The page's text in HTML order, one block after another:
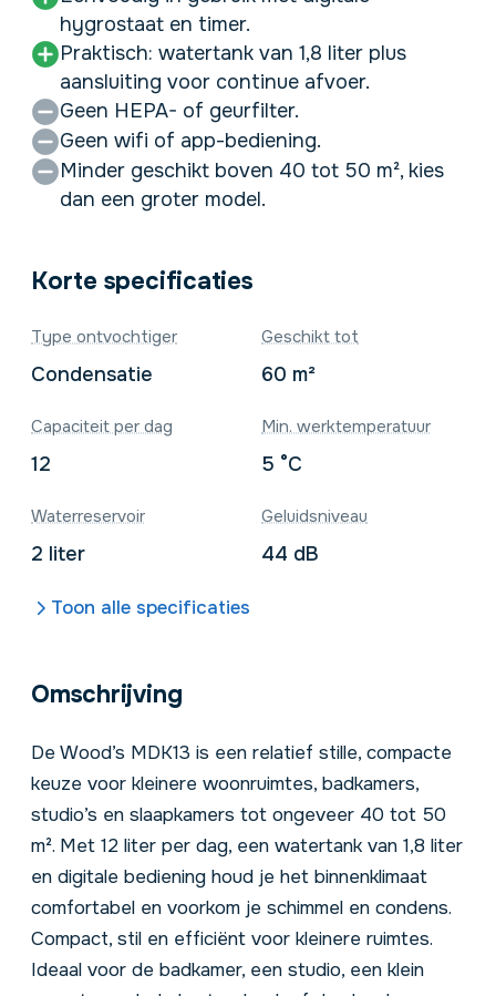
hygrostaat en timer.
Praktisch: watertank van 1,8 liter plus
aansluiting voor continue afvoer.
Geen HEPA- of geurfilter.
Geen wifi of app-bediening.
Minder geschikt boven 40 tot 50 m², kies
dan een groter model.
Korte specificaties
Type ontvochtiger
Condensatie
Geschikt tot
60 m²
Capaciteit per dag
12
Min. werktemperatuur
5 °C
Waterreservoir
2 liter
Geluidsniveau
44 dB
Toon alle specificaties
Omschrijving
De Wood’s MDK13 is een relatief stille, compacte
keuze voor kleinere woonruimtes, badkamers,
studio’s en slaapkamers tot ongeveer 40 tot 50
m². Met 12 liter per dag, een watertank van 1,8 liter
en digitale bediening houd je het binnenklimaat
comfortabel en voorkom je schimmel en condens.
Compact, stil en efficiënt voor kleinere ruimtes.
Ideaal voor de badkamer, een studio, een klein